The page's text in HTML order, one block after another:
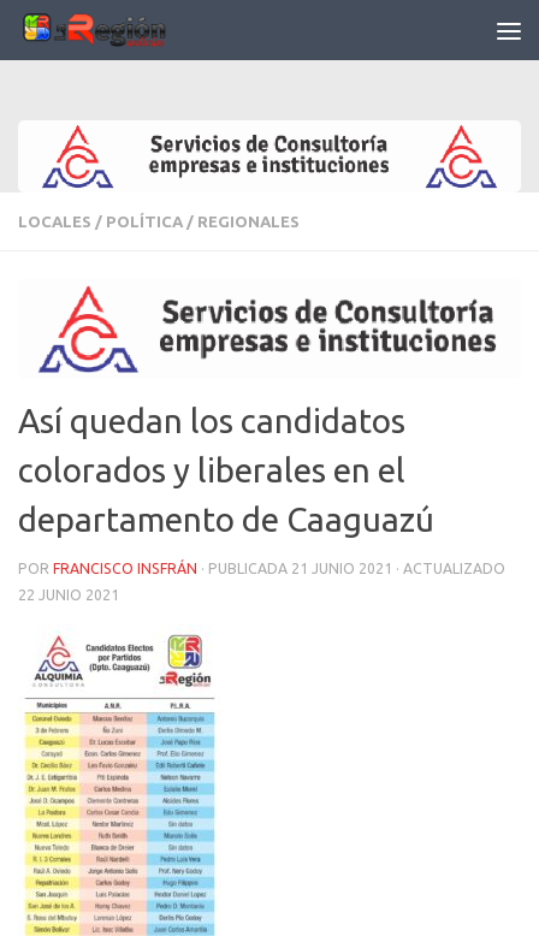
Saltar al contenido
LOCALES / POLÍTICA / REGIONALES
Así quedan los candidatos
colorados y liberales en el
departamento de Caaguazú
POR FRANCISCO INSFRÁN · PUBLICADA 21 JUNIO 2021 · ACTUALIZADO
22 JUNIO 2021